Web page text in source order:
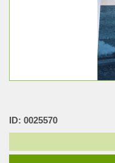
ID: 0025570